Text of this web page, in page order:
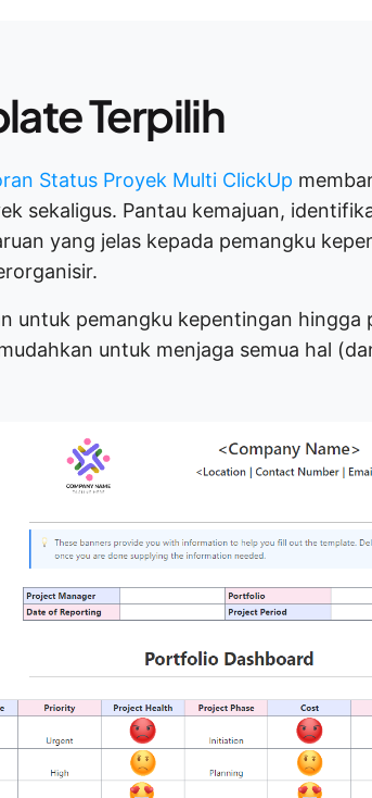
Terpilih
Status Proyek Multi ClickUp
sekaligus. Pantau kemajuan,
yang jelas kepada pemangku
untuk pemangku kepentingan hingga
untuk menjaga semua hal